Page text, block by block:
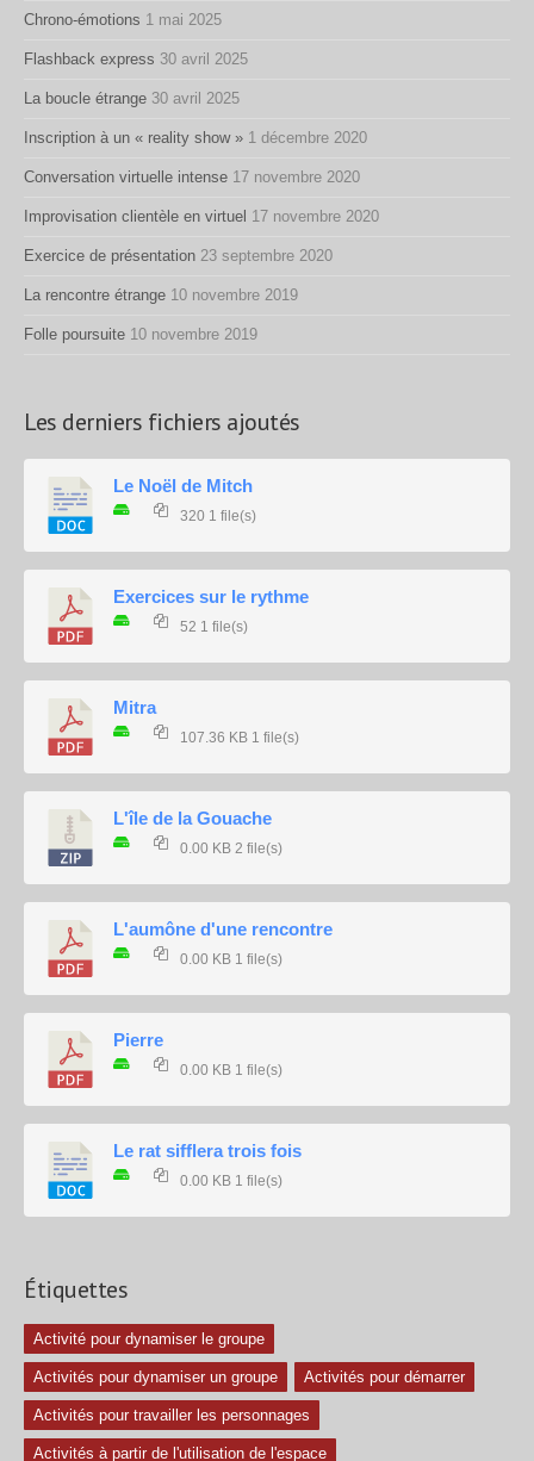
Chrono-émotions 1 mai 2025
Flashback express 30 avril 2025
La boucle étrange 30 avril 2025
Inscription à un « reality show » 1 décembre 2020
Conversation virtuelle intense 17 novembre 2020
Improvisation clientèle en virtuel 17 novembre 2020
Exercice de présentation 23 septembre 2020
La rencontre étrange 10 novembre 2019
Folle poursuite 10 novembre 2019
Les derniers fichiers ajoutés
Le Noël de Mitch
320 1 file(s)
Exercices sur le rythme
52 1 file(s)
Mitra
107.36 KB 1 file(s)
L'île de la Gouache
0.00 KB 2 file(s)
L'aumône d'une rencontre
0.00 KB 1 file(s)
Pierre
0.00 KB 1 file(s)
Le rat sifflera trois fois
0.00 KB 1 file(s)
Étiquettes
Activité pour dynamiser le groupe
Activités pour dynamiser un groupe Activités pour démarrer
Activités pour travailler les personnages
Activités à partir de l'utilisation de l'espace